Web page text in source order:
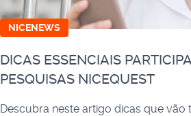
NICENEWS
DICAS ESSENCIAIS
PESQUISAS NICEQUEST
Descubra neste artigo dicas que vão